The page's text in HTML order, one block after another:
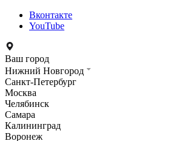
Вконтакте
YouTube
Ваш город
Нижний Новгород
Санкт-Петербург
Москва
Челябинск
Самара
Калининград
Воронеж